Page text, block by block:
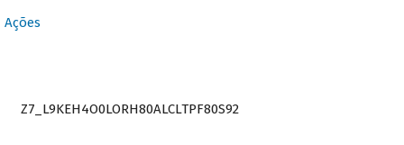
Ações
Z7_L9KEH4O0LORH80ALCLTPF80S92